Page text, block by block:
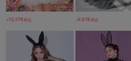
￥10,978税込 ￥9,878税込